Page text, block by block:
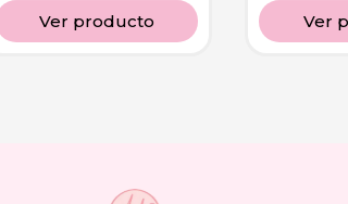
Ver producto Ver